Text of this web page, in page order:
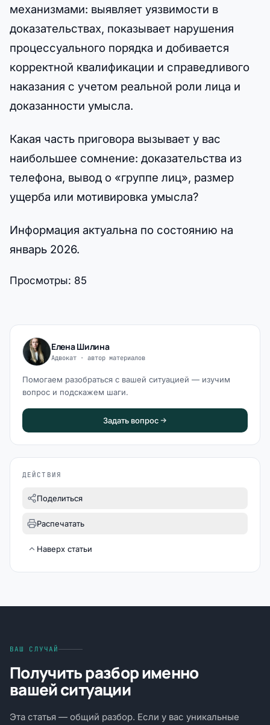
механизмами: выявляет уязвимости в
доказательствах, показывает нарушения
процессуального порядка и добивается
корректной квалификации и справедливого
наказания с учетом реальной роли лица и
доказанности умысла.
Какая часть приговора вызывает у вас
наибольшее сомнение: доказательства из
телефона, вывод о «группе лиц», размер
ущерба или мотивировка умысла?
Информация актуальна по состоянию на
январь 2026.
Просмотры: 85
Елена Шилина
Адвокат · автор материалов
Помогаем разобраться с вашей ситуацией — изучим
вопрос и подскажем шаги.
Задать вопрос
ДЕЙСТВИЯ
Поделиться
Распечатать
Наверх статьи
ВАШ СЛУЧАЙ
Получить разбор именно
вашей ситуации
Эта статья — общий разбор. Если у вас уникальные